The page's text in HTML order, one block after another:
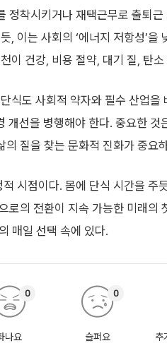
정착시키거나 재택근무로 출퇴
, 이는 사회의 ‘에너지 저항성’을
이 건강, 비용 절약, 대기 질, 탄
식도 사회적 약자와 필수 산업
선을 병행해야 한다. 중요한 것
의 질을 찾는 문화적 진화가 중요
시점이다. 몸에 단식 시간을
로의 전환이 지속 가능한 미래의
매일 선택 속에 있다.
나요
0
슬퍼요
0
추